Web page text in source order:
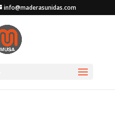
info@maderasunidas.com